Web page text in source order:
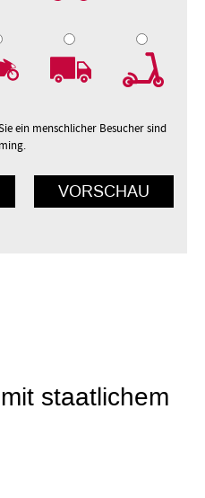
ein menschlicher Besucher sind
staatlichem